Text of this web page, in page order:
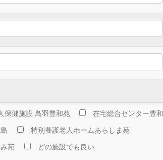
保健施設 鳥羽豊和苑 在宅総合センター豊和
特別養護老人ホームあらしま苑
苑 どの施設でも良い